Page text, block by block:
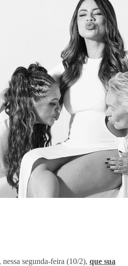
segunda-feira (10/2), que sua